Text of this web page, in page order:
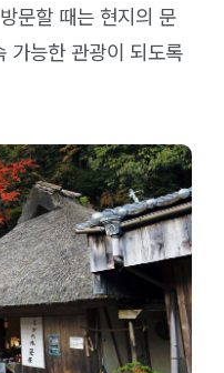
문할 때는 현지의 문
가능한 관광이 되도록